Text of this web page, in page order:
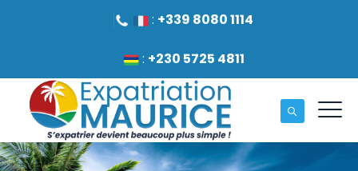
: +339 8080 1114
: +230 5725 4811